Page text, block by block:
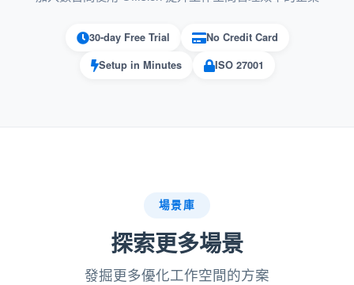
約或衝突的可能性。
確保最需要的人可以使用關鍵資源。
Offision User App 的直觀設計簡化了預
約流程。
可定製的訪問控制：
30-day Free Trial
No Credit Card
Setup in Minutes
ISO 27001
場景庫
探索更多場景
發掘更多優化工作空間的方案